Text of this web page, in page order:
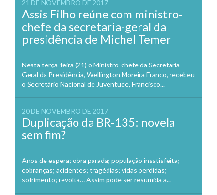
21 DE NOVEMBRO DE 2017
Assis Filho reúne com ministro-
chefe da secretaria-geral da
presidência de Michel Temer
Nesta terça-feira (21) o Ministro-chefe da Secretaria-
Geral da Presidência, Wellington Moreira Franco, recebeu
o Secretário Nacional de Juventude, Francisco...
20 DE NOVEMBRO DE 2017
Duplicação da BR-135: novela
sem fim?
Anos de espera; obra parada; população insatisfeita;
cobranças; acidentes; tragédias; vidas perdidas;
sofrimento; revolta… Assim pode ser resumida a...